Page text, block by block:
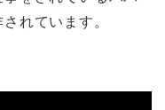
れています。